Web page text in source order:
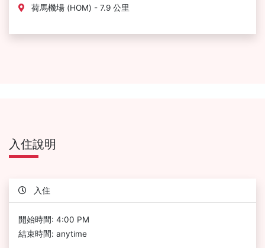
荷馬機場 (HOM) - 7.9 公里
入住說明
入住
開始時間: 4:00 PM
結束時間: anytime